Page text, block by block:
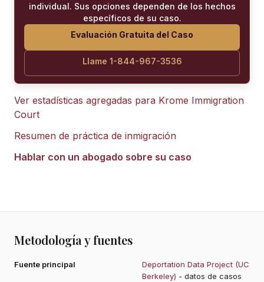
individual. Sus opciones dependen de los hechos
específicos de su caso.
Evaluación Gratuita del Caso
Llame 1-844-967-3536
Ver estadísticas agregadas para Krome Immigration
Court
Resumen de práctica de inmigración
Hablar con un abogado sobre su caso
Metodología y fuentes
Fuente principal
Deportation Data Project (UC
Berkeley) - datos de casos